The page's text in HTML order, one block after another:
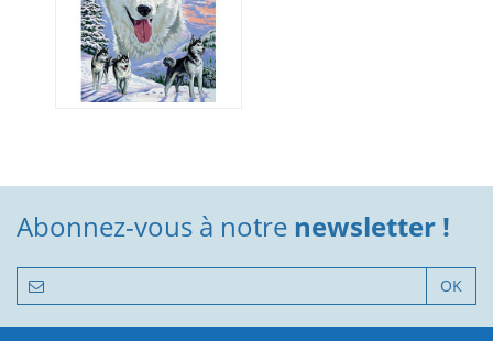
Abonnez-vous à notre newsletter !
OK